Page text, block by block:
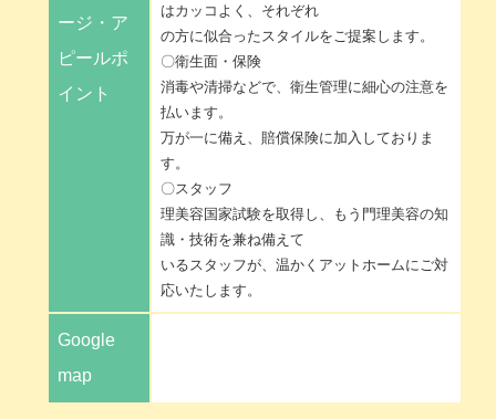
ージ・ア
ピールポ
イント
はカッコよく、それぞれ
の方に似合ったスタイルをご提案します。
〇衛生面・保険
消毒や清掃などで、衛生管理に細心の注意を
払います。
万が一に備え、賠償保険に加入しておりま
す。
〇スタッフ
理美容国家試験を取得し、もう門理美容の知
識・技術を兼ね備えて
いるスタッフが、温かくアットホームにご対
応いたします。
Google
map